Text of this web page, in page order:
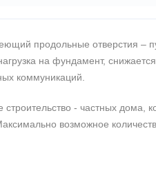
продольные отверстия –
на фундамент,
коммуникаций.
- частных дома,
возможное